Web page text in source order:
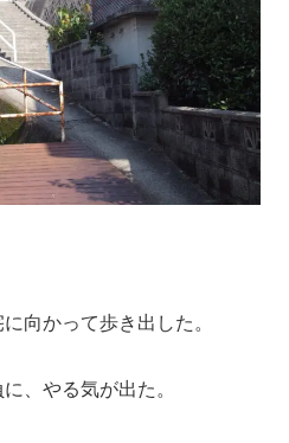
向かって歩き出した。
、やる気が出た。